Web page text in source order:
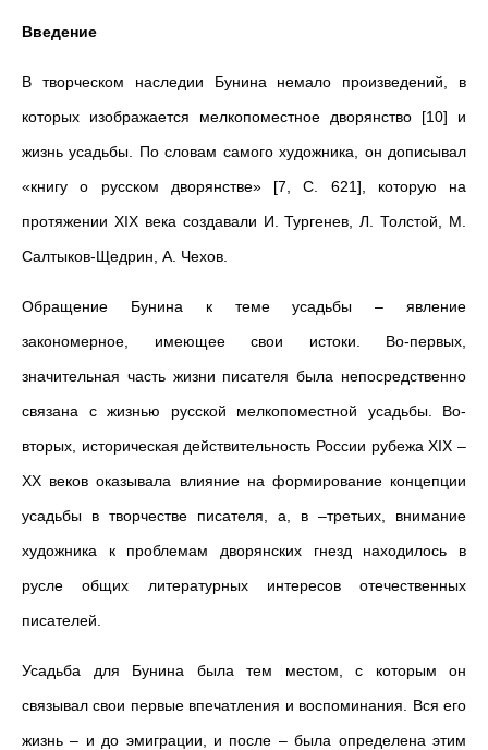
Введение
В творческом наследии Бунина немало произведений, в
которых изображается мелкопоместное дворянство [10] и
жизнь усадьбы. По словам самого художника, он дописывал
«книгу о русском дворянстве» [7, С. 621], которую на
протяжении XIX века создавали И. Тургенев, Л. Толстой, М.
Салтыков-Щедрин, А. Чехов.
Обращение Бунина к теме усадьбы – явление
закономерное, имеющее свои истоки. Во-первых,
значительная часть жизни писателя была непосредственно
связана с жизнью русской мелкопоместной усадьбы. Во-
вторых, историческая действительность России рубежа XIX –
XX веков оказывала влияние на формирование концепции
усадьбы в творчестве писателя, а, в –третьих, внимание
художника к проблемам дворянских гнезд находилось в
русле общих литературных интересов отечественных
писателей.
Усадьба для Бунина была тем местом, с которым он
связывал свои первые впечатления и воспоминания. Вся его
жизнь – и до эмиграции, и после – была определена этим